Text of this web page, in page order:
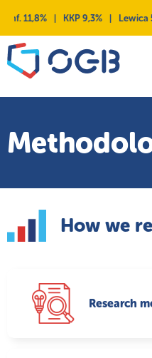
content
menu
deklaracji
dostępności
kontaktu
11,8% KKP 9,3% Lewica
How we
Research